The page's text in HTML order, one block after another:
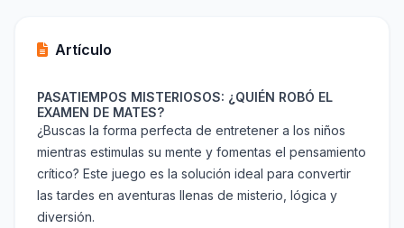
Artículo
PASATIEMPOS MISTERIOSOS: ¿QUIÉN ROBÓ EL
EXAMEN DE MATES?
¿Buscas la forma perfecta de entretener a los niños
mientras estimulas su mente y fomentas el pensamiento
crítico? Este juego es la solución ideal para convertir
las tardes en aventuras llenas de misterio, lógica y
diversión.